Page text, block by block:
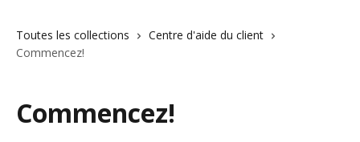
Toutes les collections
Centre d'aide du client
Commencez!
Commencez!